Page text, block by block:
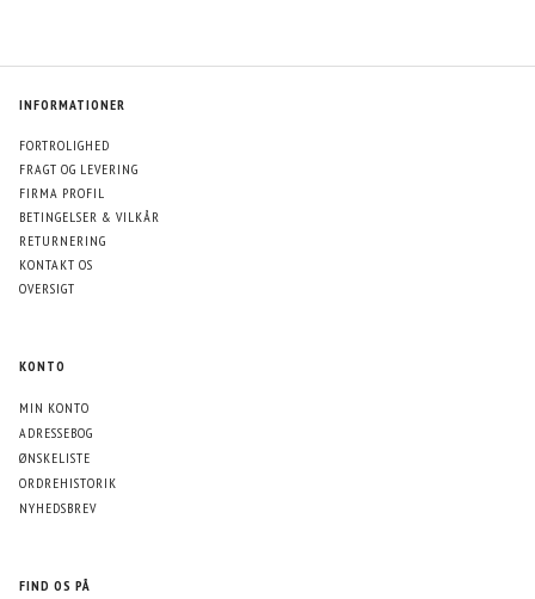
INFORMATIONER
FORTROLIGHED
FRAGT OG LEVERING
FIRMA PROFIL
BETINGELSER & VILKÅR
RETURNERING
KONTAKT OS
OVERSIGT
KONTO
MIN KONTO
ADRESSEBOG
ØNSKELISTE
ORDREHISTORIK
NYHEDSBREV
FIND OS PÅ